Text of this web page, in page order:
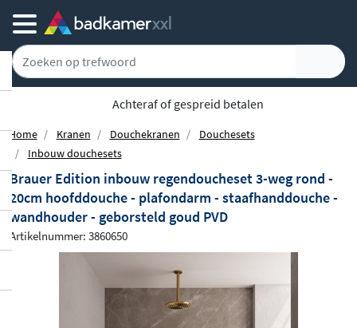
Achteraf of gespreid betalen
Home Kranen Douchekranen
Douchesets
Inbouw douchesets
Brauer Edition inbouw regendoucheset 3-weg rond -
20cm hoofddouche - plafondarm - staafhanddouche -
wandhouder - geborsteld goud PVD
Artikelnummer: 3860650